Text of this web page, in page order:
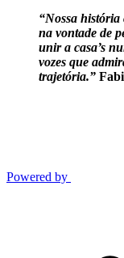
“Nossa história
na vontade de
unir a casa’s
vozes que
trajetória.”
Powered by